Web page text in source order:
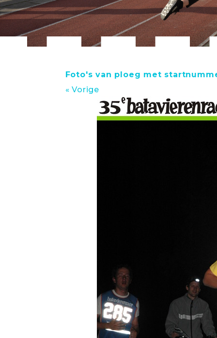
Foto's van ploeg met
« Vorige